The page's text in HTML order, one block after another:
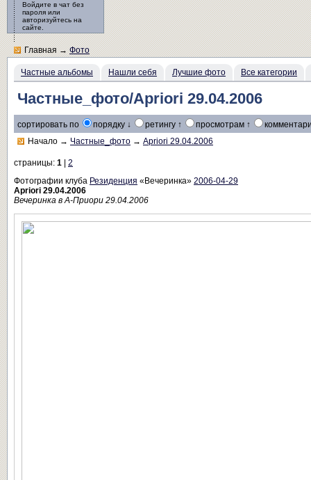
Войдите в чат без
пароля или
авторизуйтесь на
сайте.
Главная→Фото
Частные альбомы Нашли себя Лучшие фото Все категории
Частные_фото/Apriori 29.04.2006
сортировать по порядку ↓ ретингу ↑ просмотрам ↑
Начало → Частные_фото → Apriori 29.04.2006
страницы: 1
2
Фотографии клуба Резиденция «Вечеринка» 2006-04-29
Apriori 29.04.2006
Вечеринка в А-Приори 29.04.2006